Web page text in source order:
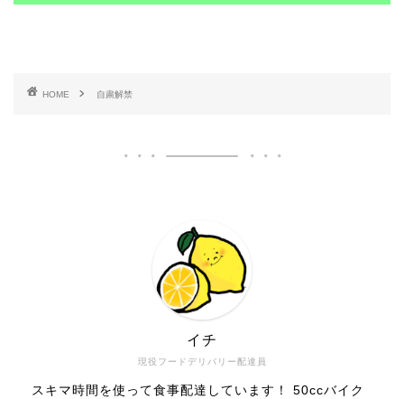
HOME 自粛解禁
現役フードデリバリー配達員
イチ
スキマ時間を使って食事配達しています！ 50ccバイク